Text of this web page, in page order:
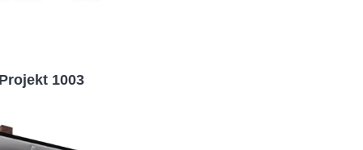
1003